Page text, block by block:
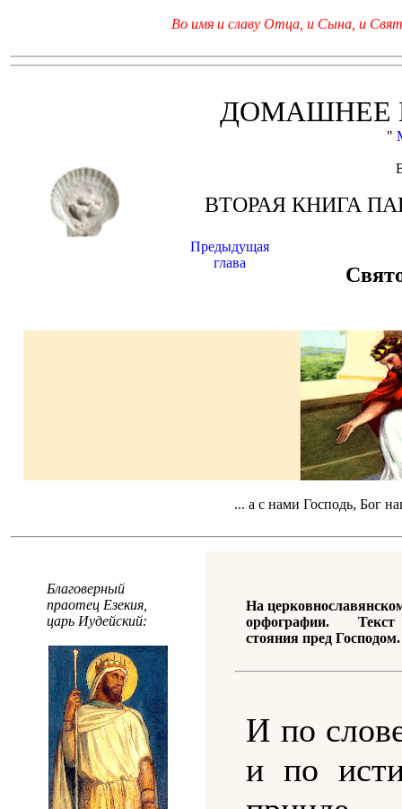
Во имя и славу Отца, и Сына, и
ДОМАШНЕЕ
"
ВТОРАЯ КНИГА
Предыдущая
глава
... а с нами Господь, Бог
Благоверный
праотец Езекия,
царь Иудейский:
На
орфографии.
стояния пред Господом.
И по
и по